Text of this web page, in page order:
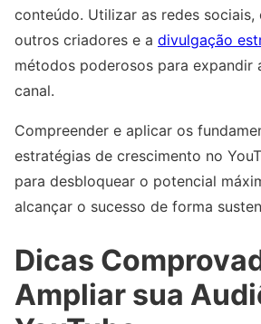
conteúdo. Utilizar as redes
outros criadores e a divulgação
métodos poderosos para expandir
canal.
Compreender e aplicar os
estratégias de crescimento no
para desbloquear o potencial
alcançar o sucesso de forma
Dicas
Ampliar sua